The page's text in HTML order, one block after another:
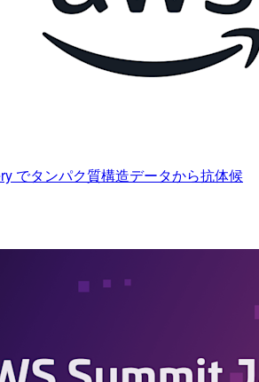
でタンパク質構造データから抗体候